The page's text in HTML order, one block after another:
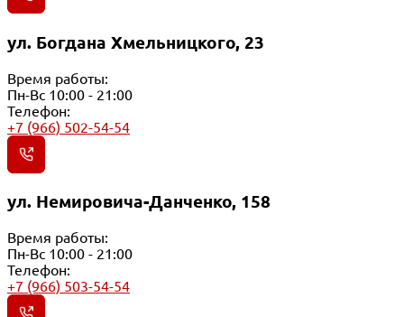
ул. Богдана Хмельницкого, 23
Время работы:
Пн-Вс 10:00 - 21:00
Телефон:
+7 (966) 502-54-54
ул. Немировича-Данченко, 158
Время работы:
Пн-Вс 10:00 - 21:00
Телефон:
+7 (966) 503-54-54